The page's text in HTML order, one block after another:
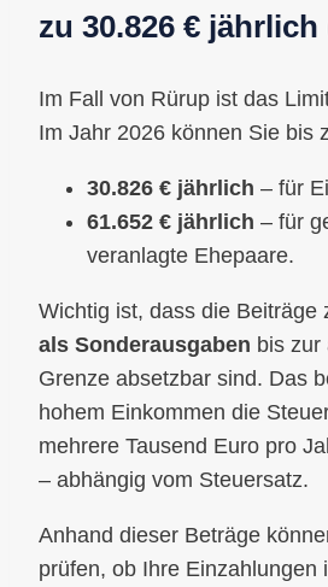
zu 30.826 € jährlich
Im Fall von Rürup ist das
Im Jahr 2026 können Sie bis
30.826 € jährlich – für
61.652 € jährlich – für
veranlagte Ehepaare.
Wichtig ist, dass die Beiträge
als Sonderausgaben bis zur
Grenze absetzbar sind. Das
hohem Einkommen die
mehrere Tausend Euro pro
– abhängig vom Steuersatz.
Anhand dieser Beträge
prüfen, ob Ihre Einzahlungen